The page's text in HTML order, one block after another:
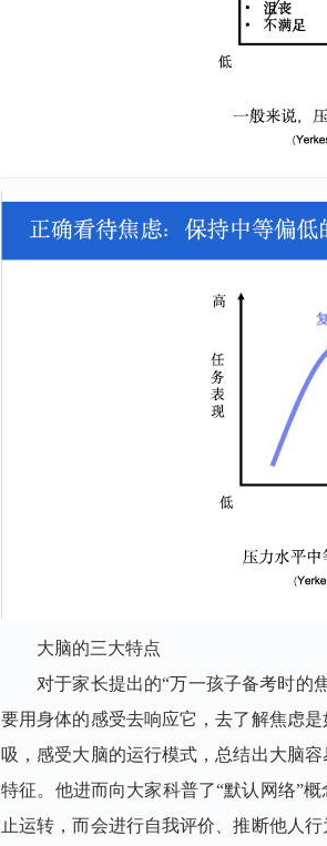
大脑的三大特点
对于家长提出的“万一孩子备考时的
要用身体的感受去响应它，去了解焦虑
吸，感受大脑的运行模式，总结出大脑
特征。 他进而向大家科普了“默认网络”概
止运转，而会进行自我评价、推断他人